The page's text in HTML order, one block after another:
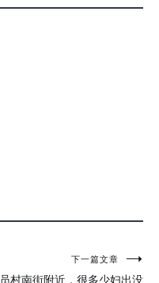
下一篇文章
员村南街附近，很多少妇出没